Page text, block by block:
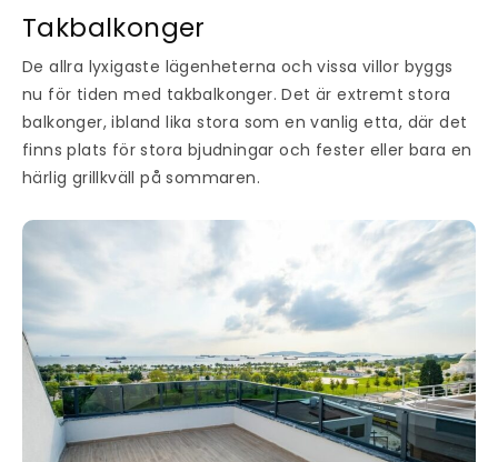
Takbalkonger
De allra lyxigaste lägenheterna och vissa villor byggs
nu för tiden med takbalkonger. Det är extremt stora
balkonger, ibland lika stora som en vanlig etta, där det
finns plats för stora bjudningar och fester eller bara en
härlig grillkväll på sommaren.